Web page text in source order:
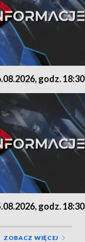
godz. 18:30
godz. 18:30
ZOBACZ WIĘCEJ